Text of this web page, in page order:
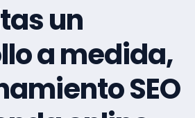
un
a medida,
SEO